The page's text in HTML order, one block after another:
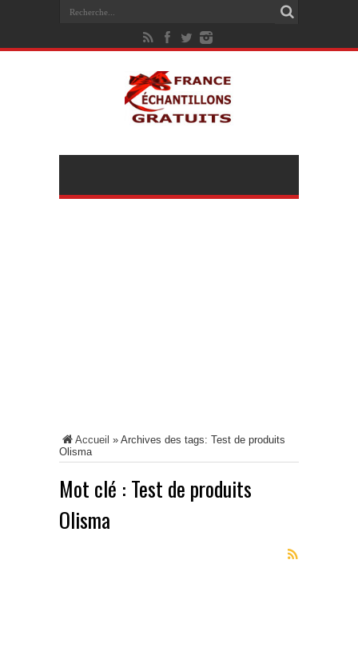
Accueil » Archives des tags: Test de produits
Olisma
Mot clé : Test de produits
Olisma